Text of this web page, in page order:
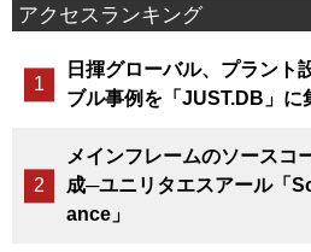
アクセスランキング
日揮グローバル、プラント
ブル事例を「JUST.DB」に
メインフレームのソースコ
成─ユニリタエスアール「
ance」